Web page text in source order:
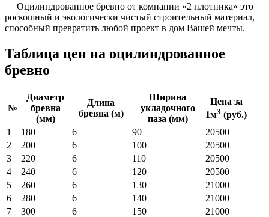
Оцилиндрованное бревно от компании «2 плотника» это
роскошный и экологически чистый строительный материал,
способный превратить любой проект в дом Вашей мечты.
Таблица цен на оцилиндрованное
бревно
№
Диаметр
бревна
(мм)
Длина
бревна (м)
Ширина
укладочного
паза (мм)
Цена за
1м3 (руб.)
1
180 6 90
20500
2
200 6 100
20500
3
220 6 110
20500
4
240 6 120
20500
5
260 6 130
21000
6
280 6 140
21000
7
300 6 150
21000